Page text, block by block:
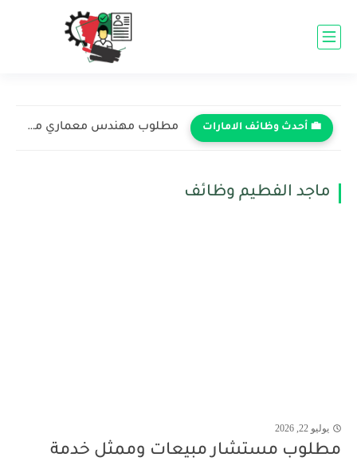
💼 أحدث وظائف الامارات مطلوب مهندس معماري مبتدئ في شركة دبي للاستشارات الهندسية -...
ماجد الفطيم وظائف
يوليو 22, 2026
مطلوب مستشار مبيعات وممثل خدمة